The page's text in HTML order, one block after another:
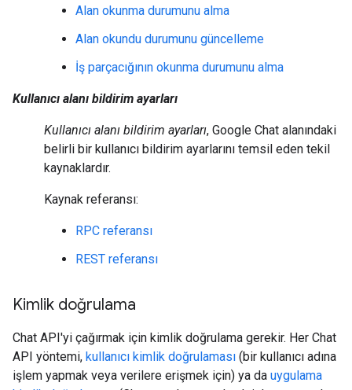
Alan okunma durumunu alma
Alan okundu durumunu güncelleme
İş parçacığının okunma durumunu alma
Kullanıcı alanı bildirim ayarları
Kullanıcı alanı bildirim ayarları, Google Chat alanındaki
belirli bir kullanıcı bildirim ayarlarını temsil eden tekil
kaynaklardır.
Kaynak referansı:
RPC referansı
REST referansı
Kimlik doğrulama
Chat API'yi çağırmak için kimlik doğrulama gerekir. Her Chat
API yöntemi, kullanıcı kimlik doğrulaması (bir kullanıcı adına
işlem yapmak veya verilere erişmek için) ya da uygulama